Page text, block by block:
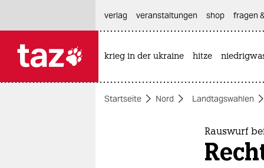
themen
verlag
veranstaltungen shop fragen
krieg in der ukraine hitze
Startseite Nord Landtagswahlen
Rauswurf